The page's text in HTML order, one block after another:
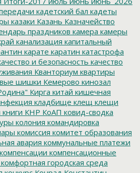
кадетский бал кадеты
казаки Казань Казначейство
праздников камера камеры
канализация капитальный
карате каратин катастрофа
и безопасность качество
Кванториум квартиры
шишки Кемерово кинозал
Кирга китай кишечная
кладбище клещ клещи
книги КНР КоАП ковид-сводка
колония командировка
комиссия комитет образования
авария коммунальные платежи
компенсации компенсационные
комфортная городская среда